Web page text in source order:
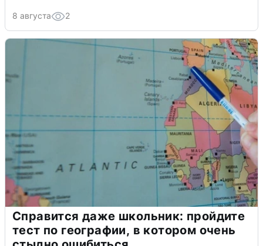
8 августа 2
Справится даже школьник: пройдите
тест по географии, в котором очень